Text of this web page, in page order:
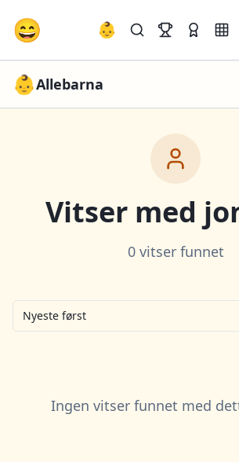
😄 👶
👶Allebarna
Vitser med
0 vitser funnet
Nyeste først
Ingen vitser funnet med